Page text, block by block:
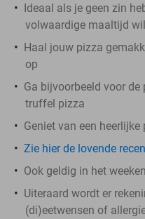
Ideaal als je geen zin
volwaardige maaltijd
Haal jouw pizza
op
Ga bijvoorbeeld voor
truffel pizza
Geniet van een
Zie hier de lovende
Ook geldig in het
Uiteraard wordt er
(di)eetwensen of